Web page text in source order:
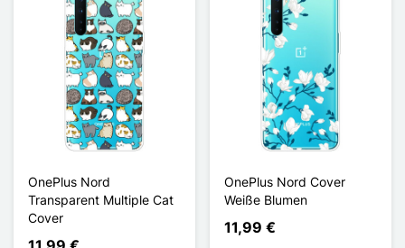
OnePlus Nord
Transparent Multiple Cat
Cover
OnePlus Nord Cover
Weiße Blumen
11,99 €